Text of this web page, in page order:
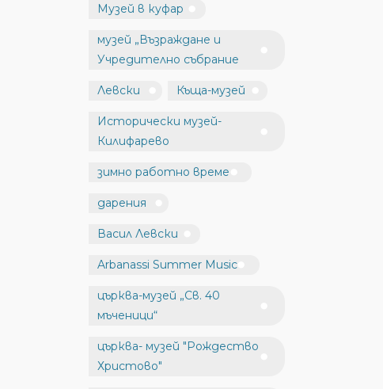
Музей в куфар
музей „Възраждане и
Учредително събрание
Левски Къща-музей
Исторически музей-
Килифарево
зимно работно време
дарения
Васил Левски
Arbanassi Summer Music
църква-музей „Св. 40
мъченици“
църква- музей "Рождество
Христово"